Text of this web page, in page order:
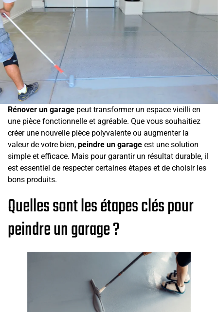
Rénover un garage peut transformer un espace vieilli en
une pièce fonctionnelle et agréable. Que vous souhaitiez
créer une nouvelle pièce polyvalente ou augmenter la
valeur de votre bien, peindre un garage est une solution
simple et efficace. Mais pour garantir un résultat durable, il
est essentiel de respecter certaines étapes et de choisir les
bons produits.
Quelles sont les étapes clés pour
peindre un garage ?